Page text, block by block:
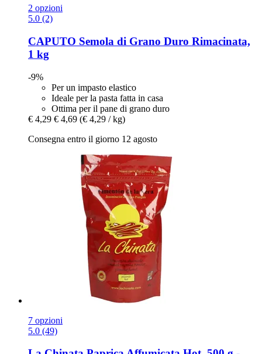
2 opzioni
5.0 (2)
CAPUTO Semola di Grano Duro Rimacinata,
1 kg
-9%
Per un impasto elastico
Ideale per la pasta fatta in casa
Ottima per il pane di grano duro
€ 4,29 € 4,69 (€ 4,29 / kg)
Consegna entro il giorno 12 agosto
7 opzioni
5.0 (49)